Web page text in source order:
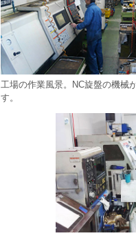
工場の作業風景。NC旋盤の機械
す。